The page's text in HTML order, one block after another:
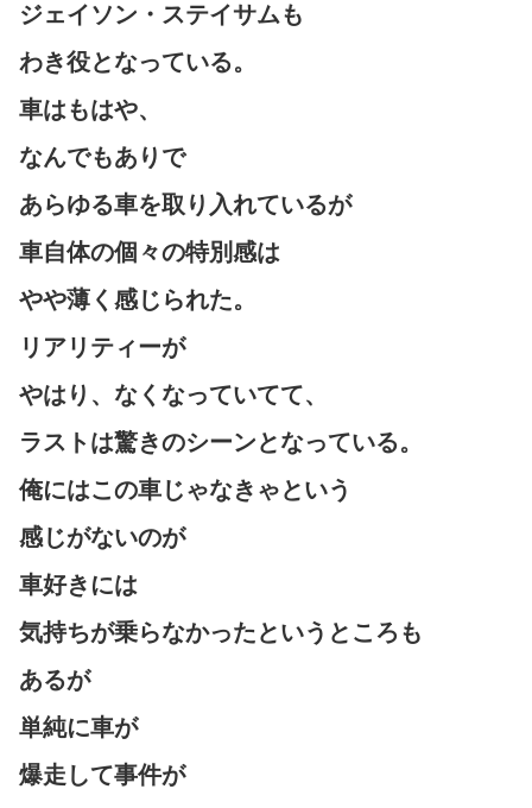
ジェイソン・ステイサムも
わき役となっている。
車はもはや、
なんでもありで
あらゆる車を取り入れているが
車自体の個々の特別感は
やや薄く感じられた。
リアリティーが
やはり、なくなっていてて、
ラストは驚きのシーンとなっている。
俺にはこの車じゃなきゃという
感じがないのが
車好きには
気持ちが乗らなかったというところも
あるが
単純に車が
爆走して事件が